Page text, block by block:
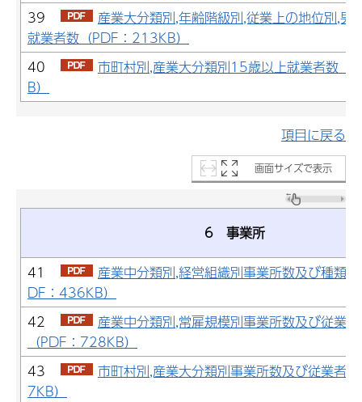
39
産業大分類別,年齢階級別,従業上の地位別,男
就業者数（PDF：213KB）
40
市町村別,産業大分類別15歳以上就業者数（
B）
項目に戻る
画面サイズで表示
6 事業所
41
産業中分類別,経営組織別事業所数及び種類
DF：436KB）
42
産業中分類別,常雇規模別事業所数及び従業
（PDF：728KB）
43
市町村別,産業大分類別事業所数及び従業者
7KB）